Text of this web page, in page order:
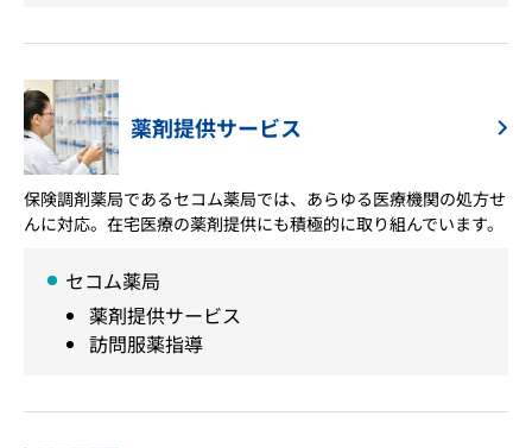
薬剤提供サービス
保険調剤薬局であるセコム薬局では、あらゆる医療機関の処方せ
んに対応。在宅医療の薬剤提供にも積極的に取り組んでいます。
セコム薬局
薬剤提供サービス
訪問服薬指導